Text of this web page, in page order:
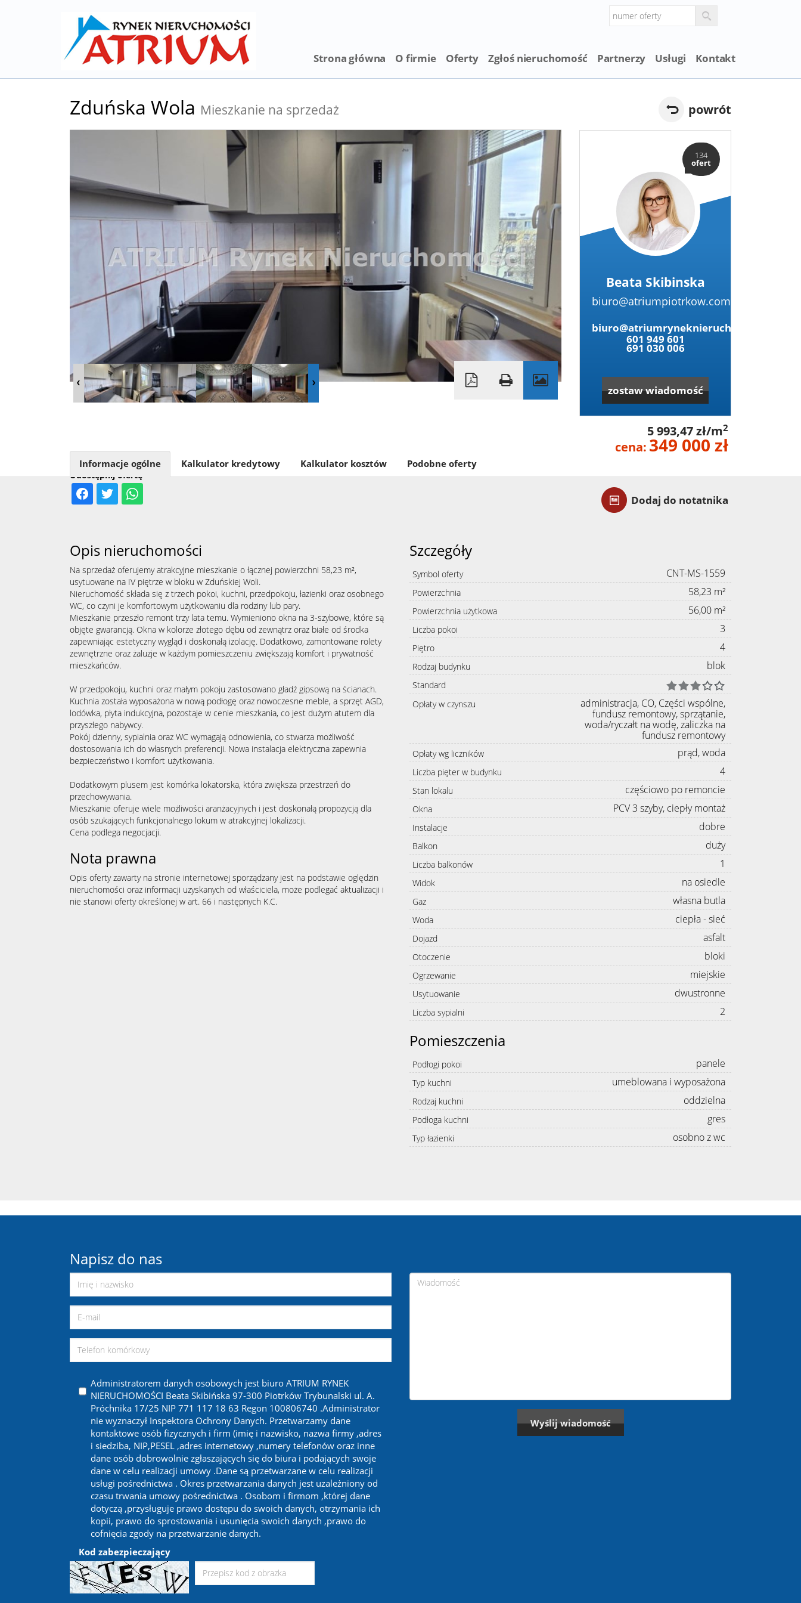
Strona główna O firmie Oferty Zgłoś nieruchomość Partnerzy Usługi Kontakt
Zduńska Wola Mieszkanie na sprzedaż powrót
134
ofert
Beata Skibinska
biuro@atriumpiotrkow.com
biuro@atriumryneknieruchomosci.pl
601 949 601
691 030 006
zostaw wiadomość
5 993,47 zł/m2
cena: 349 000 zł
Dodaj do notatnika
Udostępnij ofertę
Informacje ogólne Kalkulator kredytowy Kalkulator kosztów Podobne oferty
Opis nieruchomości
Na sprzedaż oferujemy atrakcyjne mieszkanie o łącznej powierzchni 58,23 m²,
usytuowane na IV piętrze w bloku w Zduńskiej Woli.
Nieruchomość składa się z trzech pokoi, kuchni, przedpokoju, łazienki oraz osobnego
WC, co czyni je komfortowym użytkowaniu dla rodziny lub pary.
Mieszkanie przeszło remont trzy lata temu. Wymieniono okna na 3-szybowe, które są
objęte gwarancją. Okna w kolorze złotego dębu od zewnątrz oraz białe od środka
zapewniając estetyczny wygląd i doskonałą izolację. Dodatkowo, zamontowane rolety
zewnętrzne oraz żaluzje w każdym pomieszczeniu zwiększają komfort i prywatność
mieszkańców.
W przedpokoju, kuchni oraz małym pokoju zastosowano gładź gipsową na ścianach.
Kuchnia została wyposażona w nową podłogę oraz nowoczesne meble, a sprzęt AGD,
lodówka, płyta indukcyjna, pozostaje w cenie mieszkania, co jest dużym atutem dla
przyszłego nabywcy.
Pokój dzienny, sypialnia oraz WC wymagają odnowienia, co stwarza możliwość
dostosowania ich do własnych preferencji. Nowa instalacja elektryczna zapewnia
bezpieczeństwo i komfort użytkowania.
Dodatkowym plusem jest komórka lokatorska, która zwiększa przestrzeń do
przechowywania.
Mieszkanie oferuje wiele możliwości aranżacyjnych i jest doskonałą propozycją dla
osób szukających funkcjonalnego lokum w atrakcyjnej lokalizacji.
Cena podlega negocjacji.
Nota prawna
Opis oferty zawarty na stronie internetowej sporządzany jest na podstawie oględzin
nieruchomości oraz informacji uzyskanych od właściciela, może podlegać aktualizacji i
nie stanowi oferty określonej w art. 66 i następnych K.C.
Szczegóły
Symbol oferty CNT-MS-1559
Powierzchnia 58,23 m²
Powierzchnia użytkowa 56,00 m²
Liczba pokoi 3
Piętro 4
Rodzaj budynku blok
Standard
Opłaty w czynszu
administracja, CO, Części wspólne,
fundusz remontowy, sprzątanie,
woda/ryczałt na wodę, zaliczka na
fundusz remontowy
Opłaty wg liczników prąd, woda
Liczba pięter w budynku 4
Stan lokalu częściowo po remoncie
Okna PCV 3 szyby, ciepły montaż
Instalacje dobre
Balkon duży
Liczba balkonów 1
Widok na osiedle
Gaz własna butla
Woda ciepła - sieć
Dojazd asfalt
Otoczenie bloki
Ogrzewanie miejskie
Usytuowanie dwustronne
Liczba sypialni 2
Pomieszczenia
Podłogi pokoi panele
Typ kuchni umeblowana i wyposażona
Rodzaj kuchni oddzielna
Podłoga kuchni gres
Typ łazienki osobno z wc
Napisz do nas
Administratorem danych osobowych jest biuro ATRIUM RYNEK
NIERUCHOMOŚCI Beata Skibińska 97-300 Piotrków Trybunalski ul. A.
Próchnika 17/25 NIP 771 117 18 63 Regon 100806740 .Administrator
nie wyznaczył Inspektora Ochrony Danych. Przetwarzamy dane
kontaktowe osób fizycznych i firm (imię i nazwisko, nazwa firmy ,adres
i siedziba, NIP,PESEL ,adres internetowy ,numery telefonów oraz inne
dane osób dobrowolnie zgłaszających się do biura i podających swoje
dane w celu realizacji umowy .Dane są przetwarzane w celu realizacji
usługi pośrednictwa . Okres przetwarzania danych jest uzależniony od
czasu trwania umowy pośrednictwa . Osobom i firmom ,której dane
dotyczą ,przysługuje prawo dostępu do swoich danych, otrzymania ich
kopii, prawo do sprostowania i usunięcia swoich danych ,prawo do
cofnięcia zgody na przetwarzanie danych.
Kod zabezpieczający